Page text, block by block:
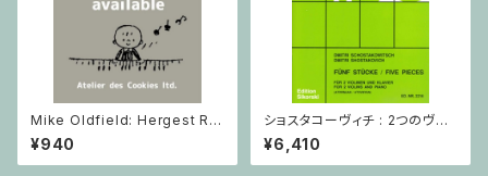
Mike Oldfield: Hergest Rid
ge / ピアノ
¥940
ショスタコーヴィチ : 2つのヴァ
イオリンとピアノのための 5つの
小品 / ヴァイオリン2とピアノ
¥6,410